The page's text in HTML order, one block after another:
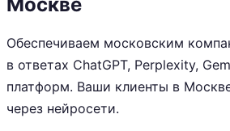
Обеспечиваем московским
в ответах ChatGPT, Perplexity,
платформ. Ваши клиенты в
через нейросети.